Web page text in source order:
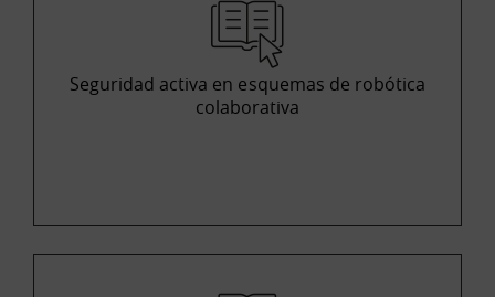
Seguridad activa en esquemas de robótica
colaborativa